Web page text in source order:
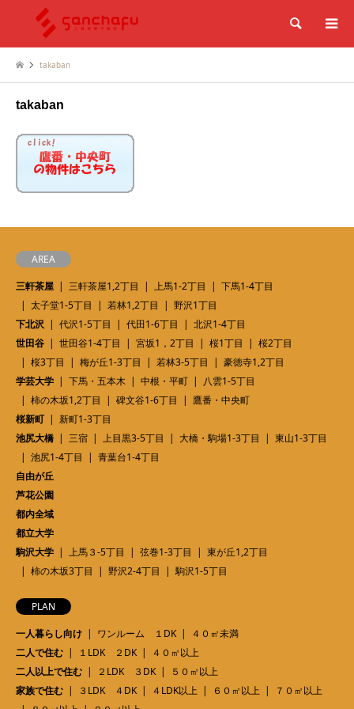
検索
takaban
takaban
AREA
三軒茶屋
三軒茶屋1,2丁目 上馬1-2丁目
下馬1-4丁目
太子堂1-5丁目
若林1,2丁目
野沢1丁目
下北沢
代沢1-5丁目 代田1-6丁目
北沢1-4丁目
世田谷
世田谷1-4丁目 宮坂1，2丁目 桜1丁目
桜2丁目
桜3丁目
梅が丘1-3丁目 若林3-5丁目
豪徳寺1,2丁目
学芸大学
下馬・五本木 中根・平町
八雲1-5丁目
柿の木坂1,2丁目
碑文谷1-6丁目
鷹番・中央町
桜新町
新町1-3丁目
池尻大橋
三宿 上目黒3-5丁目 大橋・駒場1-3丁目
東山1-3丁目
池尻1-4丁目
青葉台1-4丁目
自由が丘
芦花公園
都内全域
都立大学
駒沢大学
上馬３-5丁目 弦巻1-3丁目
東が丘1,2丁目
柿の木坂3丁目
野沢2-4丁目 駒沢1-5丁目
PLAN
一人暮らし向け
ワンルーム １DK
４０㎡未満
二人で住む
１LDK ２DK
４０㎡以上
二人以上で住む
２LDK ３DK
５０㎡以上
家族で住む
３LDK ４DK ４LDK以上 ６０㎡以上
７０㎡以上